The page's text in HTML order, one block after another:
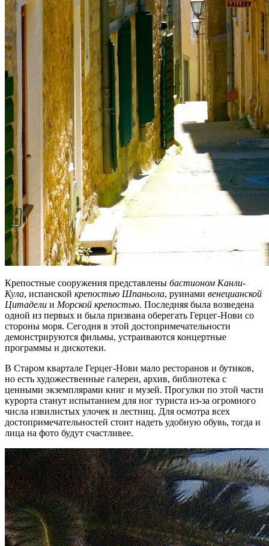
Крепостные сооружения представлены бастионом Канли-
Кула, испанской крепостью Шпаньола, руинами венецианской
Цитадели и Морской крепостью. Последняя была возведена
одной из первых и была призвана оберегать Герцег-Нови со
стороны моря. Сегодня в этой достопримечательности
демонстрируются фильмы, устраиваются концертные
программы и дискотеки.
В Старом квартале Герцег-Нови мало ресторанов и бутиков,
но есть художественные галереи, архив, библиотека с
ценными экземплярами книг и музей. Прогулки по этой части
курорта станут испытанием для ног туриста из-за огромного
числа извилистых улочек и лестниц. Для осмотра всех
достопримечательностей стоит надеть удобную обувь, тогда и
лица на фото будут счастливее.